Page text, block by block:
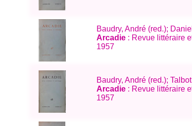
Baudry, André (red.);
Arcadie : Revue littéraire
1957
Baudry, André (red.);
Arcadie : Revue littéraire
1957